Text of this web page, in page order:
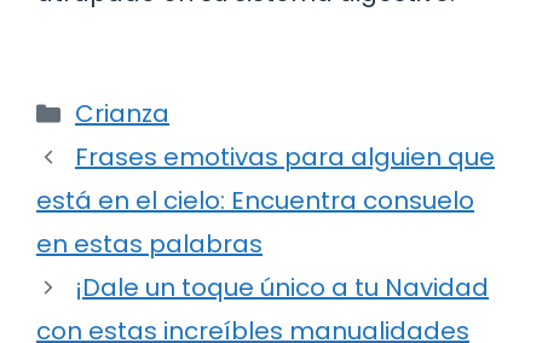
Categorías
Crianza
Frases emotivas para alguien que
está en el cielo: Encuentra consuelo
en estas palabras
¡Dale un toque único a tu Navidad
con estas increíbles manualidades